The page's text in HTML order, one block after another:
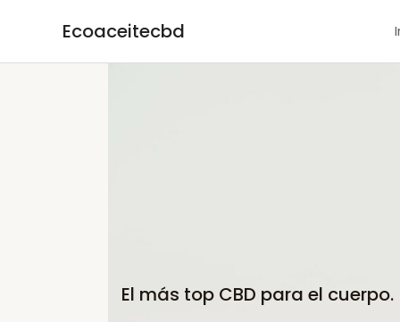
contenido
Ecoaceitecbd
El más top CBD para el cuerpo.